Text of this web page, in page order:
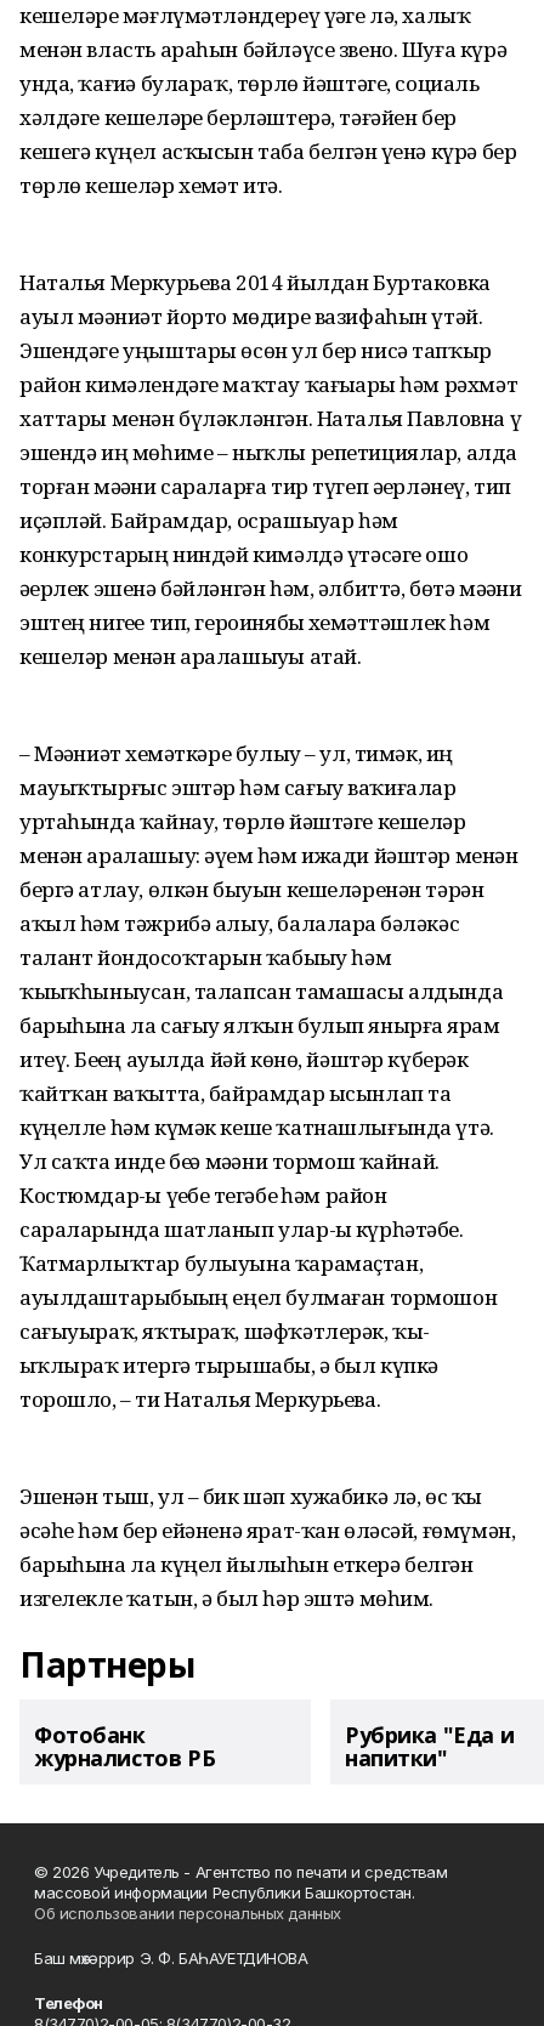
кешеләрҙе мәғлүмәтләндереү үҙәге лә, халыҡ
менән власть араһын бәйләүсе звено. Шуға күрә
унда, ҡағиҙә булараҡ, төрлө йәштәге, социаль
хәлдәге кешеләрҙе берләштерә, тәғәйен бер
кешегә күңел асҡысын таба белгән үҙенә күрә бер
төрлө кешеләр хеҙмәт итә.
Наталья Меркурьева 2014 йылдан Буртаковка
ауыл мәҙәниәт йорто мөдире вазифаһын үтәй.
Эшендәге уңыштары өсөн ул бер нисә тапҡыр
район кимәлендәге маҡтау ҡағыҙҙары һәм рәхмәт
хаттары менән бүләкләнгән. Наталья Павловна үҙ
эшендә иң мөһиме – ныҡлы репетициялар, алда
торған мәҙәни сараларға тир түгеп әҙерләнеү, тип
иҫәпләй. Байрамдар, осрашыуҙар һәм
конкурстарҙың ниндәй кимәлдә үтәсәге ошо
әҙерлек эшенә бәйләнгән һәм, әлбиттә, бөтә мәҙәни
эштең нигеҙе тип, героинябыҙ хеҙмәттәшлек һәм
кешеләр менән аралашыуҙы атай.
– Мәҙәниәт хеҙмәткәре булыу – ул, тимәк, иң
мауыҡтырғыс эштәр һәм сағыу ваҡиғалар
уртаһында ҡайнау, төрлө йәштәге кешеләр
менән аралашыу: әүҙем һәм ижади йәштәр менән
бергә атлау, өлкән быуын кешеләренән тәрән
аҡыл һәм тәжрибә алыу, балаларҙа бәләкәс
талант йондоҙсоҡтарын ҡабыҙыу һәм
ҡыҙыҡһыныусан, талапсан тамашасы алдында
барыһына ла сағыу ялҡын булып янырға ярҙам
итеү. Беҙҙең ауылда йәй көнө, йәштәр күберәк
ҡайтҡан ваҡытта, байрамдар ысынлап та
күңелле һәм күмәк кеше ҡатнашлығында үтә.
Ул саҡта инде беҙҙә мәҙәни тормош ҡайнай.
Костюмдар-ҙы үҙебеҙ тегәбеҙ һәм район
сараларында шатланып улар-ҙы күрһәтәбеҙ.
Ҡатмарлыҡтар булыуына ҡарамаҫтан,
ауылдаштарыбыҙҙың еңел булмаған тормошон
сағыуыраҡ, яҡтыраҡ, шәфҡәтлерәк, ҡы-
ҙыҡлыраҡ итергә тырышабыҙ, ә был күпкә
торошло, – ти Наталья Меркурьева.
Эшенән тыш, ул – бик шәп хужабикә лә, өс ҡыҙ
әсәһе һәм бер ейәненә ярат-ҡан өләсәй, ғөмүмән,
барыһына ла күңел йылыһын еткерә белгән
изгелекле ҡатын, ә был һәр эштә мөһим.
Партнеры
Фотобанк
журналистов РБ
Рубрика "Еда и
напитки"
© 2026 Учредитель - Агентство по печати и средствам
массовой информации Республики Башкортостан.
Об использовании персональных данных
Баш мөхәррир Э. Ф. БАҺАУЕТДИНОВА
Телефон